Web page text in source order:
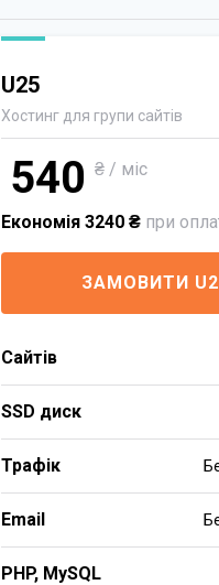
U25
Хостинг для групи сайтів
540 ₴ / міс
Економія 3240 ₴при
ЗАМОВИТИ
Сайтів
SSD диск
Трафік
Email
PHP, MySQL